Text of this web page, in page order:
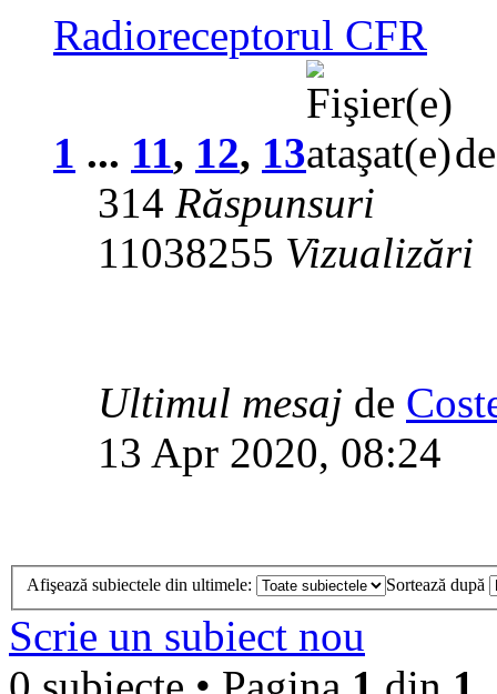
Radioreceptorul CFR
1 ... 11, 12, 13
314 Răspunsuri
11038255 Vizualizări
Ultimul mesaj de
13 Apr 2020, 08:24
Afişează subiectele din ultimele: Sortează după
Scrie un subiect nou